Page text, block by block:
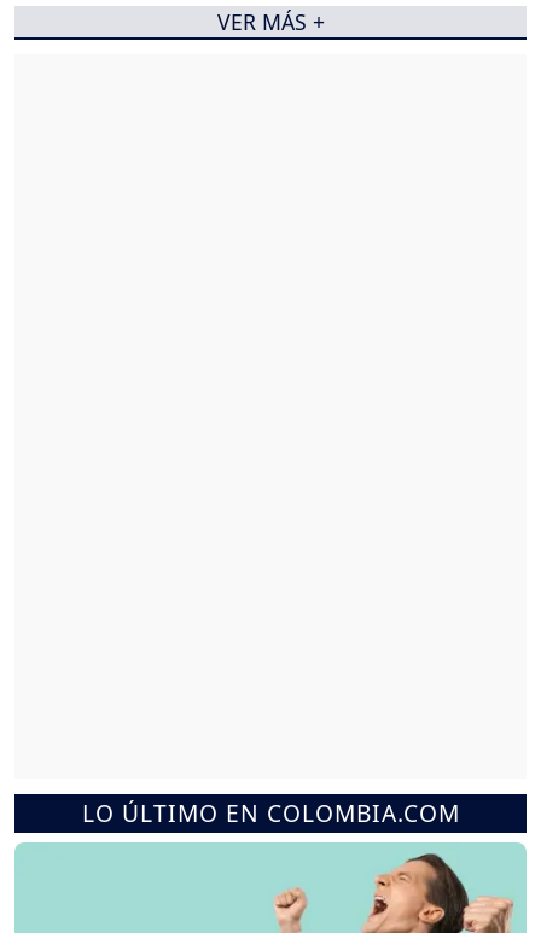
LO ÚLTIMO EN COLOMBIA.COM
VER MÁS +